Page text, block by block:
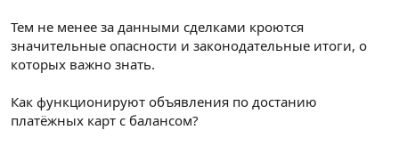
Тем не менее за данными сделками кроются
значительные опасности и законодательные итоги, о
которых важно знать.
Как функционируют объявления по достанию
платёжных карт с балансом?